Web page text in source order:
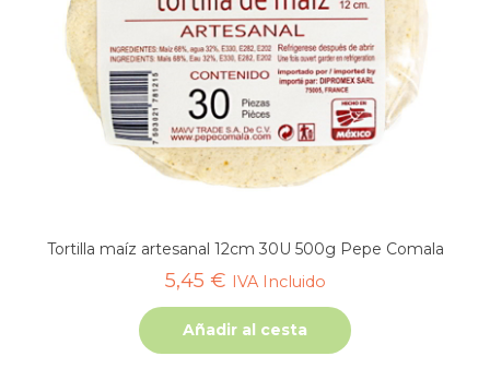
Tortilla maíz artesanal 12cm 30U 500g Pepe Comala
5,45 € IVA Incluido
Añadir al cesta